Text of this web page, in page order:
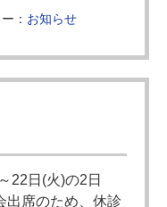
： お知らせ
22日(火)の2日
出席のため、休診